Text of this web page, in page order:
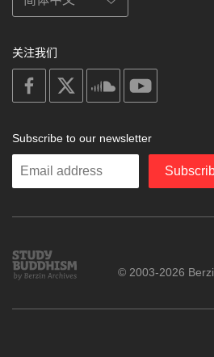
关注我们
on
facebook
soundcloud
Subscribe to our newsletter
Enter
Study
Buddhism
© 2003-2026